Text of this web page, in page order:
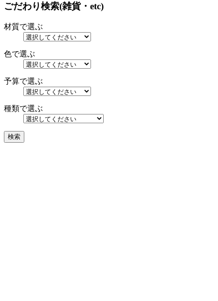
ごだわり検索(雑貨・etc)
材質で選ぶ
色で選ぶ
予算で選ぶ
種類で選ぶ